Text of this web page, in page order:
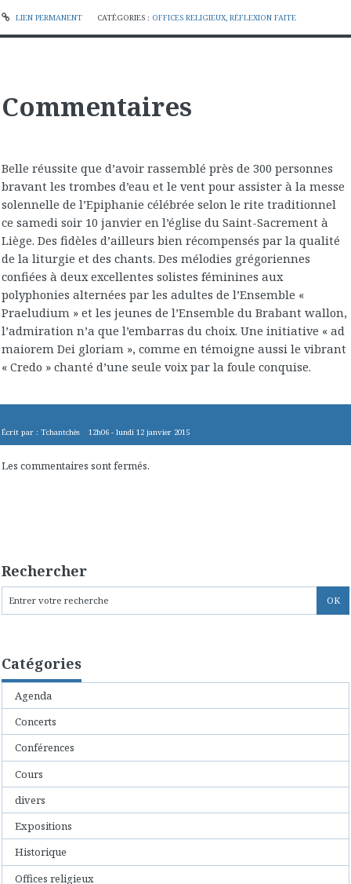
LIEN PERMANENT CATÉGORIES : OFFICES RELIGIEUX, RÉFLEXION FAITE
Commentaires
Belle réussite que d’avoir rassemblé près de 300 personnes
bravant les trombes d’eau et le vent pour assister à la messe
solennelle de l’Epiphanie célébrée selon le rite traditionnel
ce samedi soir 10 janvier en l’église du Saint-Sacrement à
Liège. Des fidèles d’ailleurs bien récompensés par la qualité
de la liturgie et des chants. Des mélodies grégoriennes
confiées à deux excellentes solistes féminines aux
polyphonies alternées par les adultes de l’Ensemble «
Praeludium » et les jeunes de l’Ensemble du Brabant wallon,
l’admiration n’a que l’embarras du choix. Une initiative « ad
maiorem Dei gloriam », comme en témoigne aussi le vibrant
« Credo » chanté d’une seule voix par la foule conquise.
Écrit par : Tchantchès 12h06 -lundi 12 janvier 2015
Les commentaires sont fermés.
Rechercher
Catégories
Agenda
Concerts
Conférences
Cours
divers
Expositions
Historique
Offices religieux